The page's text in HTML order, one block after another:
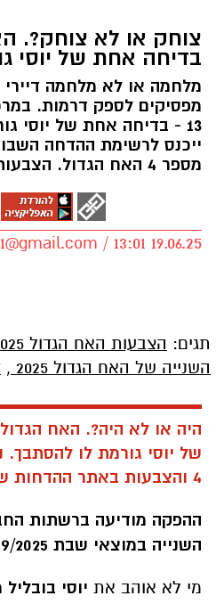
בדיחה אחת של יוסי
מפסיקים לספק דרמות.
13 - בדיחה אחת של יוסי
ייכנס לרשימת ההדחה
מספר 4 האח הגדול. הצבעות באתר ההדחות.
/ 13:01 19.06.25
תגים: הצבעות האח הגדול 2025
השנייה של האח הגדול 2025
,
של יוסי גורמת לו
4 והצבעות באתר ההדחות של האח הגדול
ההפקה מודיעה ברשתות
השנייה במוצאי שבת 12/09/2025
מי לא אוהב את יוסי